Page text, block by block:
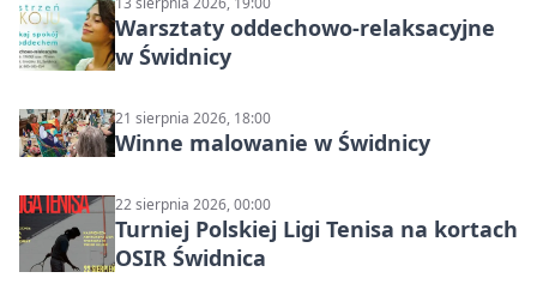
Warsztaty oddechowo-relaksacyjne
w Świdnicy
21 sierpnia 2026, 18:00
Winne malowanie w Świdnicy
22 sierpnia 2026, 00:00
Turniej Polskiej Ligi Tenisa na kortach
OSIR Świdnica